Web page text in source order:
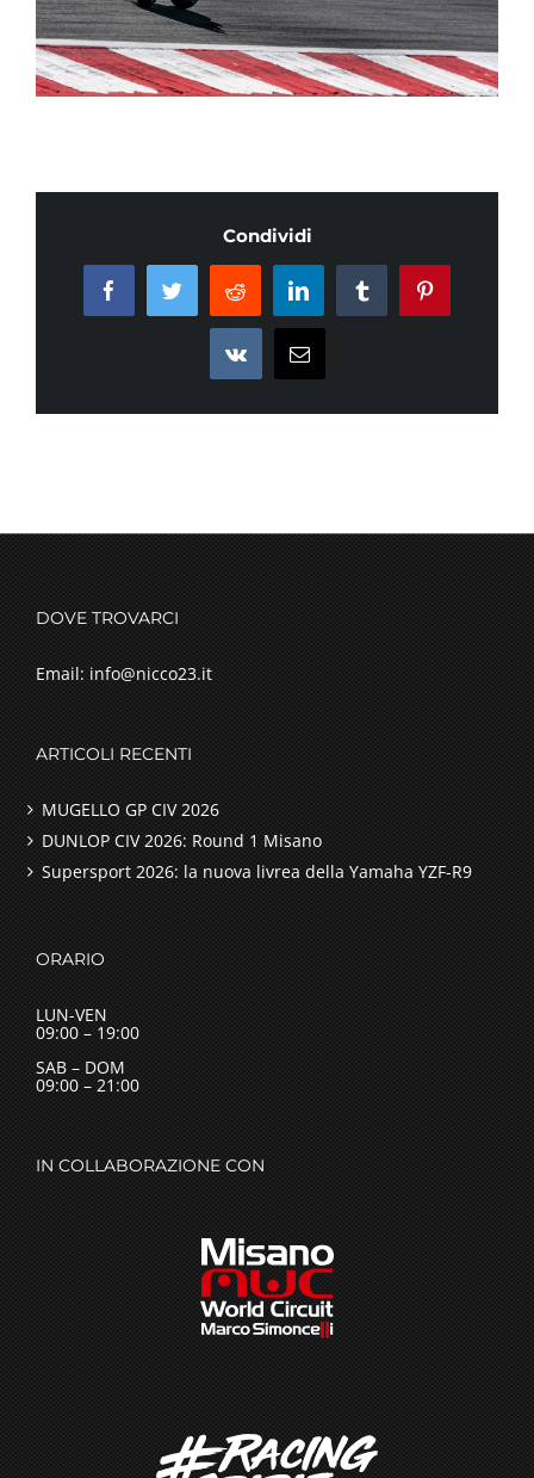
Condividi
FacebookTwitterReddit LinkedInTumblrPinterest
Vk Email
DOVE TROVARCI
Email: info@nicco23.it
ARTICOLI RECENTI
MUGELLO GP CIV 2026
DUNLOP CIV 2026: Round 1 Misano
Supersport 2026: la nuova livrea della Yamaha YZF-R9
ORARIO
LUN-VEN
09:00 – 19:00
SAB – DOM
09:00 – 21:00
IN COLLABORAZIONE CON